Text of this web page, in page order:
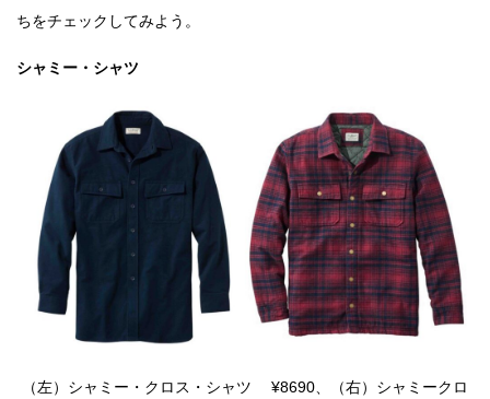
ちをチェックしてみよう。
シャミー・シャツ
（左）シャミー・クロス・シャツ ¥8690、（右）シャミークロ